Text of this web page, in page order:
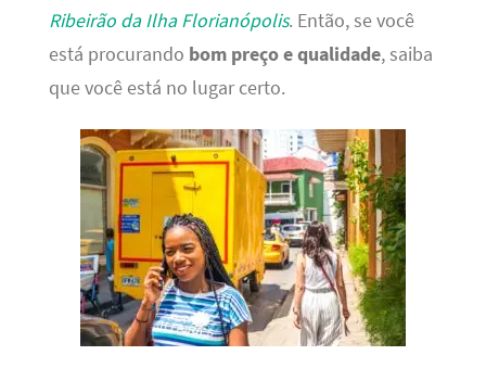
Ribeirão da Ilha Florianópolis. Então, se você
está procurando bom preço e qualidade, saiba
que você está no lugar certo.